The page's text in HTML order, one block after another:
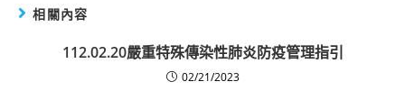
相關內容
112.02.20嚴重特殊傳染性肺炎防疫管理指引
02/21/2023